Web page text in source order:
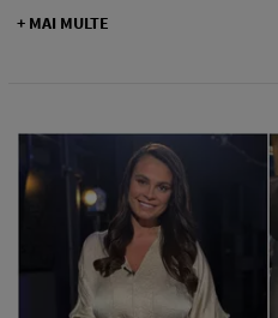
+ MAI MULTE